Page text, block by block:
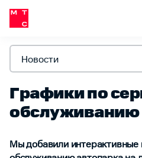
Графики по
обслуживанию
Мы добавили интерактивные